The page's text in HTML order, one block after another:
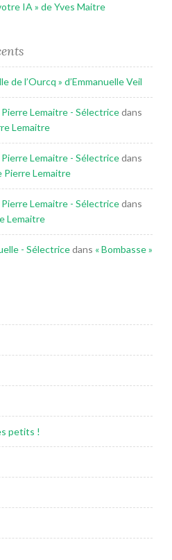
IA » de Yves Maitre
de l’Ourcq » d’Emmanuelle Veil
Pierre Lemaitre - Sélectricedans
Lemaitre
Pierre Lemaitre - Sélectricedans
Pierre Lemaitre
Pierre Lemaitre - Sélectricedans
Lemaitre
- Sélectricedans « Bombasse »
petits !